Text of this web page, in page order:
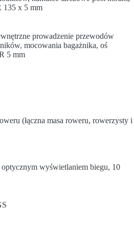
135 x 5 mm
prowadzenie przewodów
mocowania bagażnika, oś
5 mm
(łączna masa roweru, rowerzysty i
wyświetlaniem biegu, 10